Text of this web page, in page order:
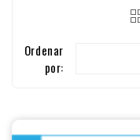
Ordenar
por: